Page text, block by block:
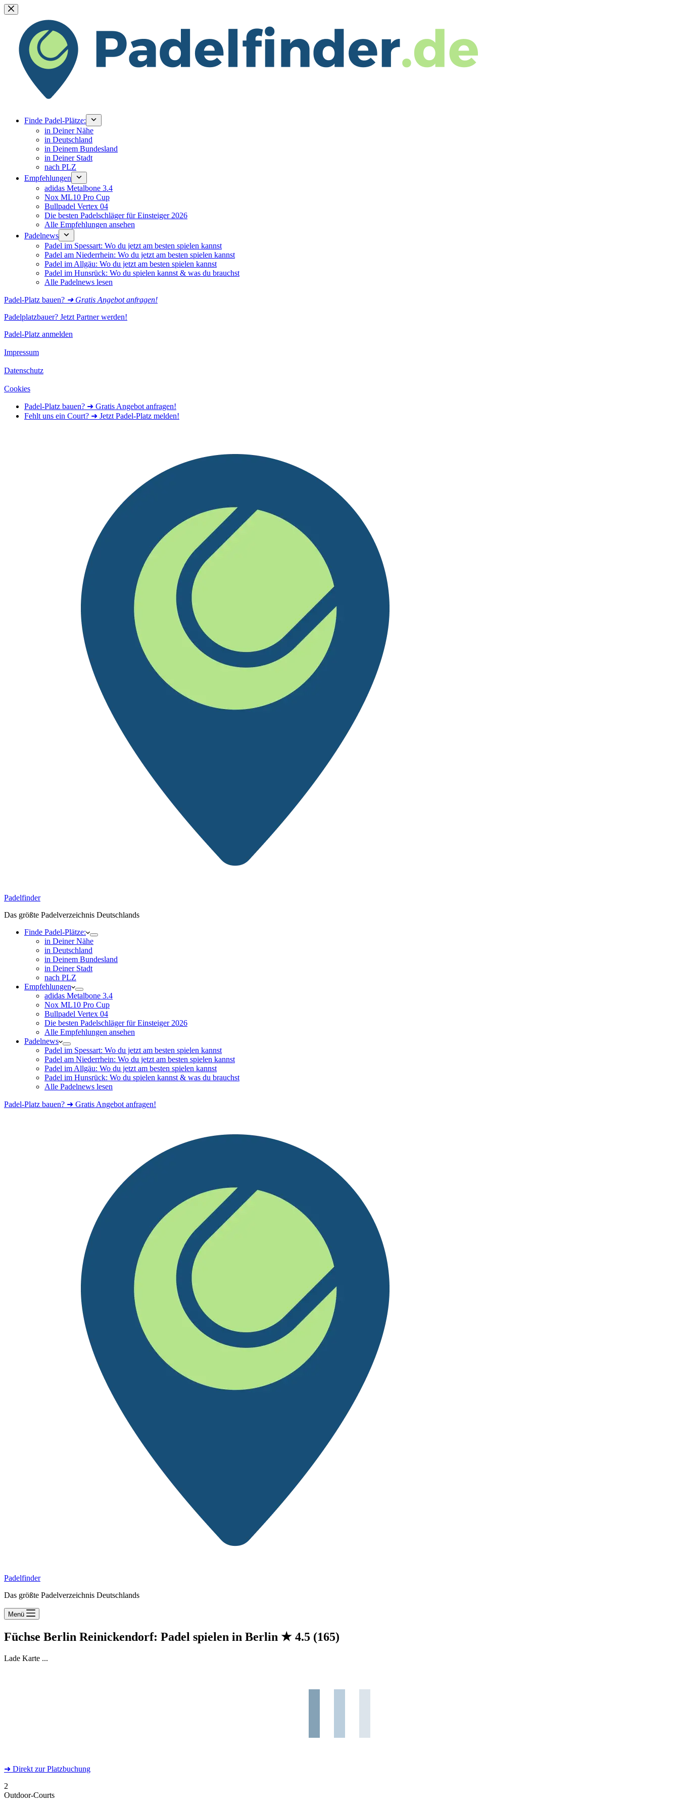
Zum
Inhalt
springen
Finde Padel-Plätze:
in Deiner Nähe
in Deutschland
in Deinem Bundesland
in Deiner Stadt
nach PLZ
Empfehlungen
adidas Metalbone 3.4
Nox ML10 Pro Cup
Bullpadel Vertex 04
Die besten Padelschläger für Einsteiger 2026
Alle Empfehlungen ansehen
Padelnews
Padel im Spessart: Wo du jetzt am besten spielen kannst
Padel am Niederrhein: Wo du jetzt am besten spielen kannst
Padel im Allgäu: Wo du jetzt am besten spielen kannst
Padel im Hunsrück: Wo du spielen kannst & was du brauchst
Alle Padelnews lesen
Padel-Platz bauen? ➜ Gratis Angebot anfragen!
Padelplatzbauer? Jetzt Partner werden!
Padel-Platz anmelden
Impressum
Datenschutz
Cookies
Padel-Platz bauen? ➜ Gratis Angebot anfragen!
Fehlt uns ein Court? ➜ Jetzt Padel-Platz melden!
Padelfinder
Das größte Padelverzeichnis Deutschlands
Finde Padel-Plätze:
in Deiner Nähe
in Deutschland
in Deinem Bundesland
in Deiner Stadt
nach PLZ
Empfehlungen
adidas Metalbone 3.4
Nox ML10 Pro Cup
Bullpadel Vertex 04
Die besten Padelschläger für Einsteiger 2026
Alle Empfehlungen ansehen
Padelnews
Padel im Spessart: Wo du jetzt am besten spielen kannst
Padel am Niederrhein: Wo du jetzt am besten spielen kannst
Padel im Allgäu: Wo du jetzt am besten spielen kannst
Padel im Hunsrück: Wo du spielen kannst & was du brauchst
Alle Padelnews lesen
Padel-Platz bauen? ➜ Gratis Angebot anfragen!
Padelfinder
Das größte Padelverzeichnis Deutschlands
Menü
Füchse Berlin Reinickendorf: Padel spielen in Berlin ★ 4.5 (165)
Lade Karte ...
➜ Direkt zur Platzbuchung
2
Outdoor-Courts